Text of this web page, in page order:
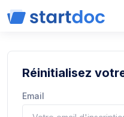
Réinitialisez
Email